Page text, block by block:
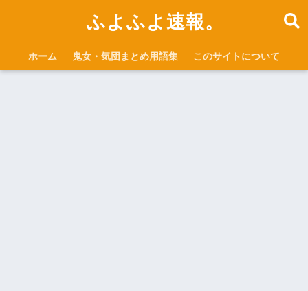
ふよふよ速報。
ホーム 鬼女・気団まとめ用語集 このサイトについて